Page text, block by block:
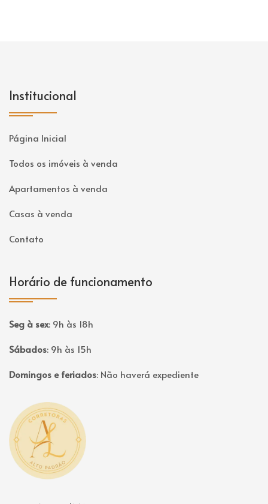
Institucional
Página Inicial
Todos os imóveis à venda
Apartamentos à venda
Casas à venda
Contato
Horário de funcionamento
Seg à sex: 9h às 18h
Sábados: 9h às 15h
Domingos e feriados: Não haverá expediente
Página inicial